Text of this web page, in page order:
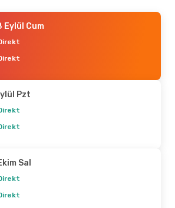
Eylül Cum
Pzt
Sal